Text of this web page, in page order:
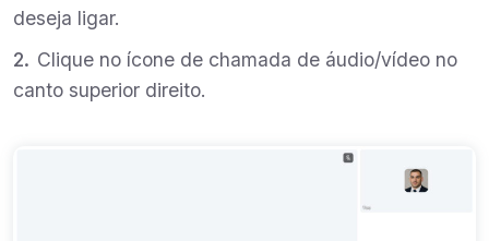
deseja ligar.
Clique no ícone de chamada de áudio/vídeo no
canto superior direito.